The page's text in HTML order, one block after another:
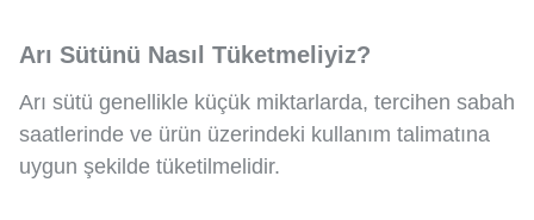
Arı Sütünü Nasıl Tüketmeliyiz?
Arı sütü genellikle küçük miktarlarda, tercihen sabah
saatlerinde ve ürün üzerindeki kullanım talimatına
uygun şekilde tüketilmelidir.